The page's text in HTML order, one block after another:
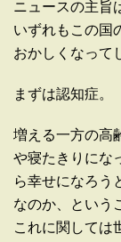
ニュースの主旨
いずれもこの国
おかしくなって
まずは認知症。
増える一方の高
や寝たきりにな
ら幸せになろう
なのか、という
これに関しては